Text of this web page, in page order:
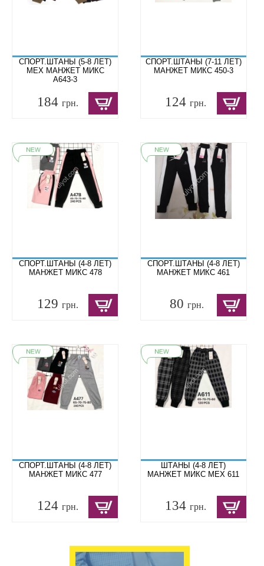
СПОРТ.ШТАНЫ (5-8 ЛЕТ)
МЕХ МАНЖЕТ МИКС
A643-3
184 грн.
СПОРТ.ШТАНЫ (7-11 ЛЕТ)
МАНЖЕТ МИКС 450-3
124грн.
СПОРТ.ШТАНЫ (4-8 ЛЕТ)
МАНЖЕТ МИКС 478
129 грн.
СПОРТ.ШТАНЫ (4-8 ЛЕТ)
МАНЖЕТ МИКС 461
80 грн.
СПОРТ.ШТАНЫ (4-8 ЛЕТ)
МАНЖЕТ МИКС 477
124 грн.
ШТАНЫ (4-8 ЛЕТ)
МАНЖЕТ МИКС МЕХ 611
134грн.